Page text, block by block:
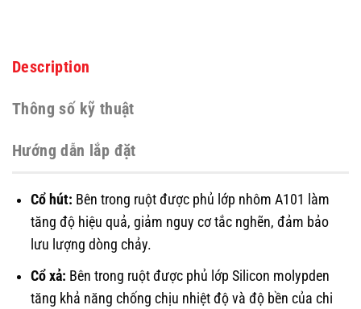
Description
Thông số kỹ thuật
Hướng dẫn lắp đặt
Cổ hút: Bên trong ruột được phủ lớp nhôm A101 làm
tăng độ hiệu quả, giảm nguy cơ tắc nghẽn, đảm bảo
lưu lượng dòng chảy.
Cổ xả: Bên trong ruột được phủ lớp Silicon molypden
tăng khả năng chống chịu nhiệt độ và độ bền của chi